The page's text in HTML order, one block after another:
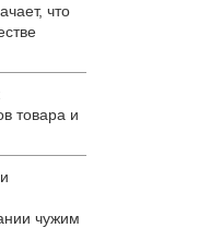
что
товара и
чужим